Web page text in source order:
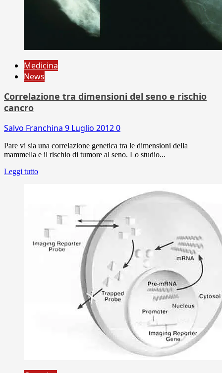
Medicina
News
Correlazione tra dimensioni del seno e rischio
cancro
Salvo Franchina 9 Luglio 20120
Pare vi sia una correlazione genetica tra le dimensioni della
mammella e il rischio di tumore al seno. Lo studio...
Leggi tutto